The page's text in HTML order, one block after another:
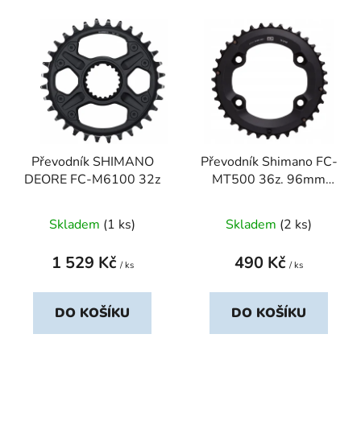
Převodník SHIMANO
DEORE FC-M6100 32z
Skladem (1 ks)
1 529 Kč / ks
DO KOŠÍKU
Převodník Shimano FC-
MT500 36z. 96mm
Skladem (2 ks)
490 Kč / ks
DO KOŠÍKU